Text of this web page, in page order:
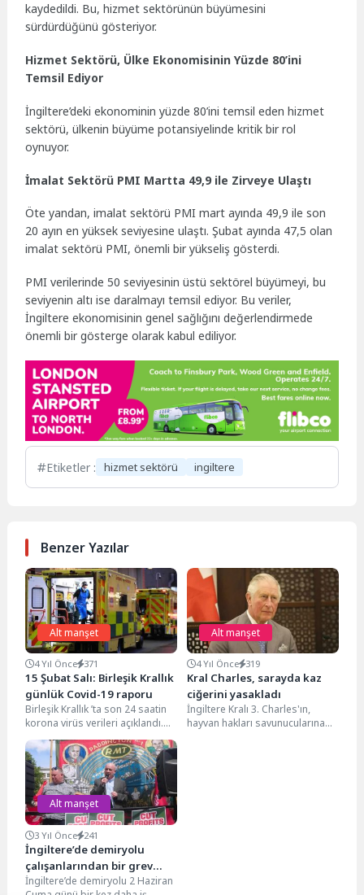
kaydedildi. Bu, hizmet sektörünün büyümesini
sürdürdüğünü gösteriyor.
Hizmet Sektörü, Ülke Ekonomisinin Yüzde 80’ini
Temsil Ediyor
İngiltere’deki ekonominin yüzde 80’ini temsil eden hizmet
sektörü, ülkenin büyüme potansiyelinde kritik bir rol
oynuyor.
İmalat Sektörü PMI Martta 49,9 ile Zirveye Ulaştı
Öte yandan, imalat sektörü PMI mart ayında 49,9 ile son
20 ayın en yüksek seviyesine ulaştı. Şubat ayında 47,5 olan
imalat sektörü PMI, önemli bir yükseliş gösterdi.
PMI verilerinde 50 seviyesinin üstü sektörel büyümeyi, bu
seviyenin altı ise daralmayı temsil ediyor. Bu veriler,
İngiltere ekonomisinin genel sağlığını değerlendirmede
önemli bir gösterge olarak kabul ediliyor.
Etiketler : hizmet sektörü ingiltere
Benzer Yazılar
Alt manşet
4 Yıl Önce 371
15 Şubat Salı: Birleşik Krallık
günlük Covid-19 raporu
Birleşik Krallık ’ta son 24 saatin
korona virüs verileri açıklandı.
Hükümetin açıkladığı resmi
verilere göre;...
Alt manşet
4 Yıl Önce 319
Kral Charles, sarayda kaz
ciğerini yasakladı
İngiltere Kralı 3. Charles'ın,
hayvan hakları savunucularına
Alt manşet
3 Yıl Önce 241
İngiltere’de demiryolu
çalışanlarından bir grev
daha
İngiltere’de demiryolu 2 Haziran